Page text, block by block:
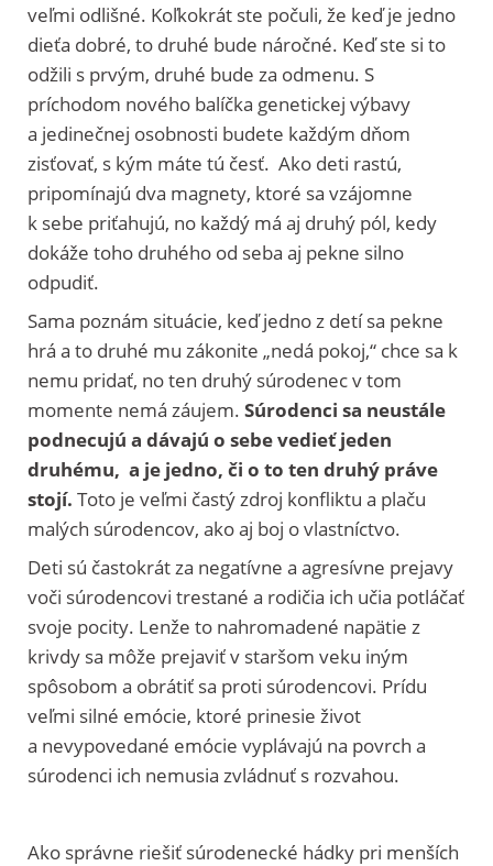
veľmi odlišné. Koľkokrát ste počuli, že keď je jedno
dieťa dobré, to druhé bude náročné. Keď ste si to
odžili s prvým, druhé bude za odmenu. S
príchodom nového balíčka genetickej výbavy
a jedinečnej osobnosti budete každým dňom
zisťovať, s kým máte tú česť. Ako deti rastú,
pripomínajú dva magnety, ktoré sa vzájomne
k sebe priťahujú, no každý má aj druhý pól, kedy
dokáže toho druhého od seba aj pekne silno
odpudiť.
Sama poznám situácie, keď jedno z detí sa pekne
hrá a to druhé mu zákonite „nedá pokoj,“ chce sa k
nemu pridať, no ten druhý súrodenec v tom
momente nemá záujem. Súrodenci sa neustále
podnecujú a dávajú o sebe vedieť jeden
druhému, a je jedno, či o to ten druhý práve
stojí. Toto je veľmi častý zdroj konfliktu a plaču
malých súrodencov, ako aj boj o vlastníctvo.
Deti sú častokrát za negatívne a agresívne prejavy
voči súrodencovi trestané a rodičia ich učia potláčať
svoje pocity. Lenže to nahromadené napätie z
krivdy sa môže prejaviť v staršom veku iným
spôsobom a obrátiť sa proti súrodencovi. Prídu
veľmi silné emócie, ktoré prinesie život
a nevypovedané emócie vyplávajú na povrch a
súrodenci ich nemusia zvládnuť s rozvahou.
Ako správne riešiť súrodenecké hádky pri menších